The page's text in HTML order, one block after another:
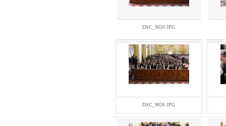
DSC_9020.JPG
DSC_9026.JPG